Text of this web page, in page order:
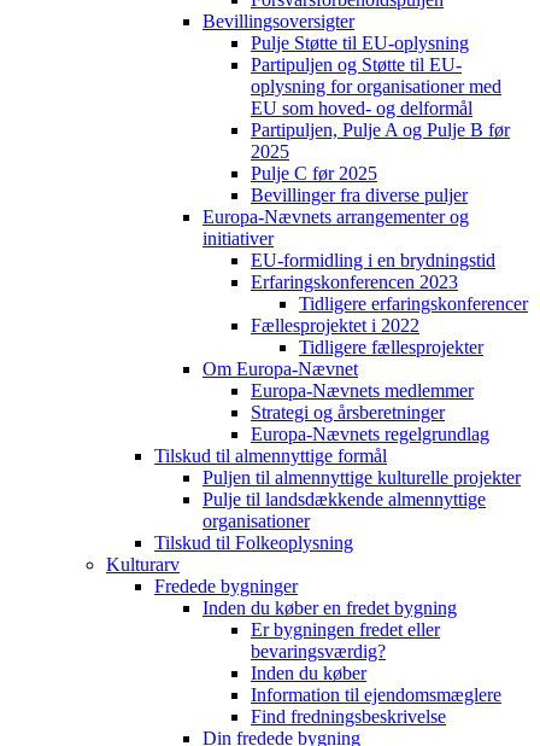
Bevillingsoversigter
Pulje Støtte til EU-oplysning
Partipuljen og Støtte til EU-
oplysning for organisationer med
EU som hoved- og delformål
Partipuljen, Pulje A og Pulje B før
2025
Pulje C før 2025
Bevillinger fra diverse puljer
Europa-Nævnets arrangementer og
initiativer
EU-formidling i en brydningstid
Erfaringskonferencen 2023
Tidligere erfaringskonferencer
Fællesprojektet i 2022
Tidligere fællesprojekter
Om Europa-Nævnet
Europa-Nævnets medlemmer
Strategi og årsberetninger
Europa-Nævnets regelgrundlag
Tilskud til almennyttige formål
Puljen til almennyttige kulturelle projekter
Pulje til landsdækkende almennyttige
organisationer
Tilskud til Folkeoplysning
Kulturarv
Fredede bygninger
Inden du køber en fredet bygning
Er bygningen fredet eller
bevaringsværdig?
Inden du køber
Information til ejendomsmæglere
Find fredningsbeskrivelse
Din fredede bygning